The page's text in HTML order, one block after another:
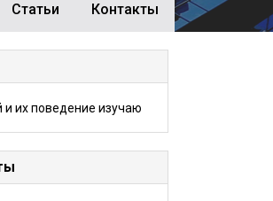
Cтатьи Контакты
их поведение изучаю